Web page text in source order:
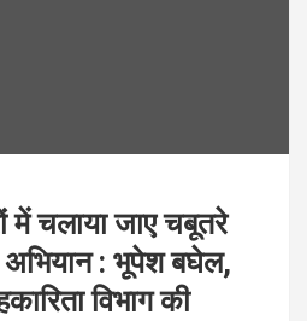
में चलाया जाए चबूतरे
अभियान : भूपेश बघेल,
विभाग की